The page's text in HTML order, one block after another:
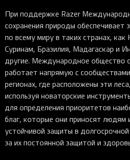
При поддержке Razer
сохранения природы обеспечивает
по всему миру в таких странах,
Суринам, Бразилия, Мадагаскар и
другие. Международное общество
работает напрямую с
регионах, где расположены эти
используя новаторские
для определения приоритетов
благ, которые они приносят людям
устойчивой защиты в
за их постоянной защитой и